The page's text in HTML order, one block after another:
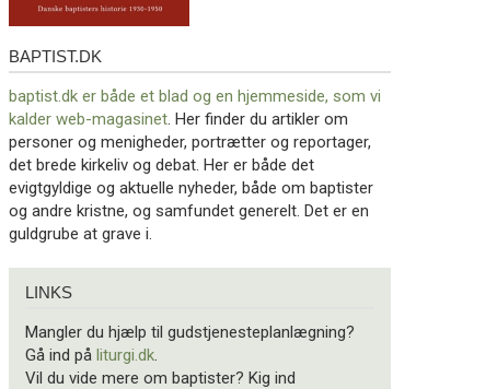
baptist.dk
BAPTIST.DK
baptist.dk er både et blad og en hjemmeside, som vi
kalder web-magasinet . Her finder du artikler om
personer og menigheder, portrætter og reportager,
det brede kirkeliv og debat. Her er både det
evigtgyldige og aktuelle nyheder, både om baptister
og andre kristne, og samfundet generelt. Det er en
guldgrube at grave i.
LINKS
Mangler du hjælp til gudstjenesteplanlægning?
Gå ind på liturgi.dk
Vil du vide mere om baptister? Kig ind